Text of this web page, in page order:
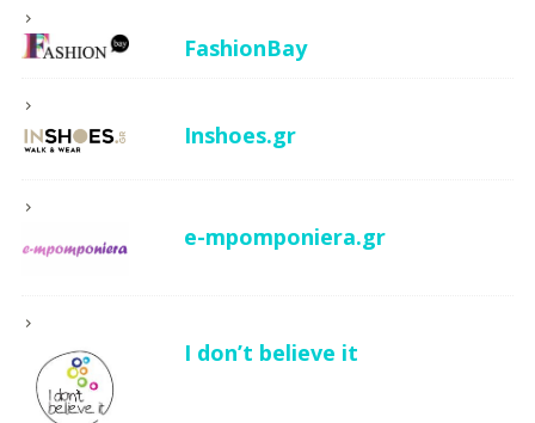
FashionBay
Inshoes.gr
e-mpomponiera.gr
I don’t believe it